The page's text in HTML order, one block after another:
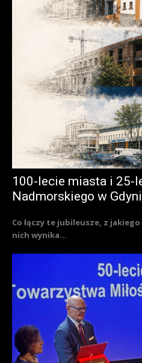
100-lecie miasta i 25-
Nadmorskiego w Gdyni
Co łączy te jubileusze, z
nich wynika...